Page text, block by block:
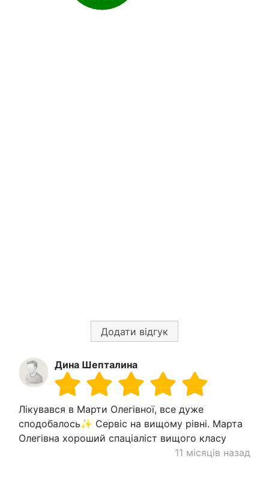
Додати відгук
Дина Шепталина
Лікувався в Марти Олегівної, все дуже
сподобалось✨ Сервіс на вищому рівні. Марта
Олегівна хороший спаціаліст вищого класу
11 місяців назад